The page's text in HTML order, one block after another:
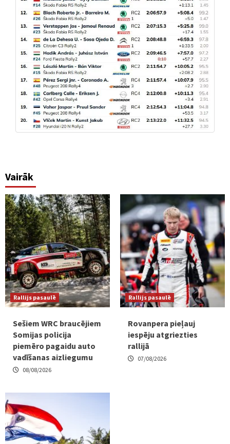
Vairāk
Rallijs pasaulē
Sešiem WRC braucējiem
Somijas policija
piemēro pagaidu auto
vadīšanas aizliegumu
08/08/2026
Rallijs pasaulē
Rovanpera pieļauj
iespēju atgriezties
rallijā
07/08/2026